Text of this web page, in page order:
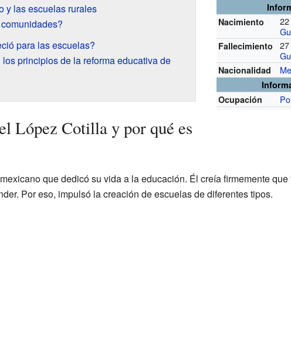
Nacimiento
Fallecimiento
Nacionalidad
Ocupación
y las escuelas rurales
para las escuelas?
principios de la reforma educativa de
López Cotilla y por qué es
que dedicó su vida a la educación. Él creía firmemente
Por eso, impulsó la creación de escuelas de diferentes tipos.